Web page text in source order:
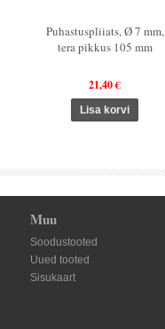
Puhastuspliiats, Ø 7 mm,
tera pikkus 105 mm
21,40 €
Muu
Soodustooted
Uued tooted
Sisukaart